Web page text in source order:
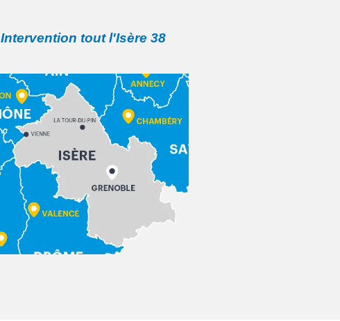
Intervention tout l'Isère 38